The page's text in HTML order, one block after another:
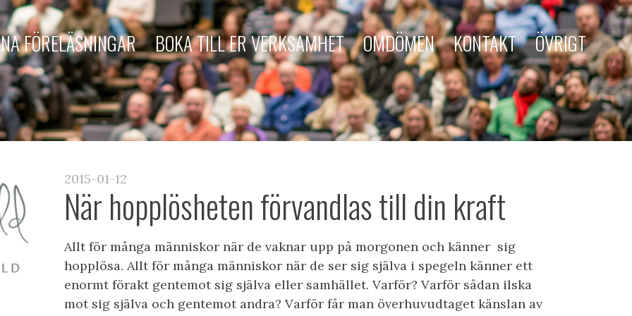
FÖRELÄSNINGAR BOKA TILL ER VERKSAMHET OMDÖMEN KONTAKT ÖVRIGT
2015-01-12
När hopplösheten förvandlas till din kraft
Allt för många människor när de vaknar upp på morgonen och känner sig
hopplösa. Allt för många människor när de ser sig själva i spegeln känner ett
enormt förakt gentemot sig själva eller samhället. Varför? Varför sådan ilska
mot sig själva och gentemot andra? Varför får man överhuvudtaget känslan av